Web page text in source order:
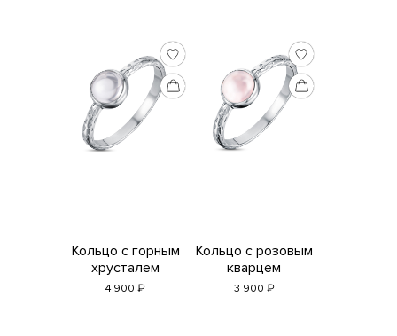
Кольцо с горным
хрусталем
4 900 ₽
Кольцо с розовым
кварцем
3 900 ₽